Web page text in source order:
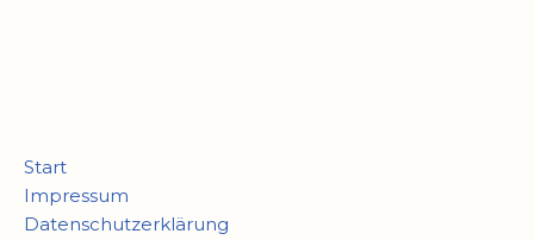
Start
Impressum
Datenschutzerklärung